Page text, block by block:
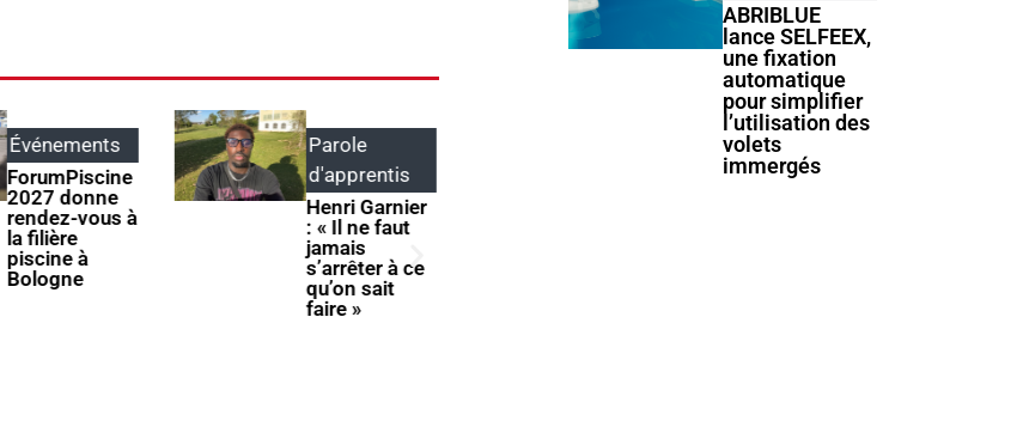
Événements
ForumPiscine
2027 donne
rendez-vous à
la filière
piscine à
Bologne
Parole
d'apprentis
Henri Garnier
: « Il ne faut
jamais
s’arrêter à ce
qu’on sait
faire »
ABRIBLUE
lance SELFEEX,
une fixation
automatique
pour simplifier
l’utilisation des
volets
immergés